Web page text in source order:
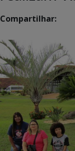
Compartilhar: